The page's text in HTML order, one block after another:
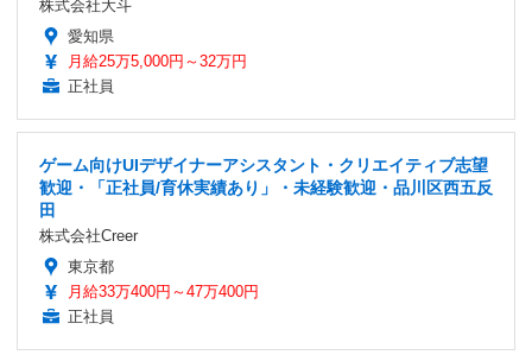
株式会社大斗
愛知県
月給25万5,000円～32万円
正社員
ゲーム向けUIデザイナーアシスタント・クリエイティブ志望
歓迎・「正社員/育休実績あり」・未経験歓迎・品川区西五反
田
株式会社Creer
東京都
月給33万400円～47万400円
正社員